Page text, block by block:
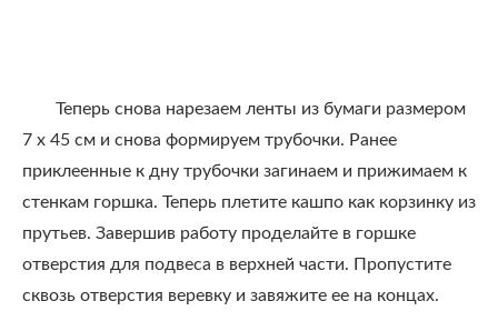
Теперь снова нарезаем ленты из бумаги размером
7 х 45 см и снова формируем трубочки. Ранее
приклеенные к дну трубочки загинаем и прижимаем к
стенкам горшка. Теперь плетите кашпо как корзинку из
прутьев. Завершив работу проделайте в горшке
отверстия для подвеса в верхней части. Пропустите
сквозь отверстия веревку и завяжите ее на концах.